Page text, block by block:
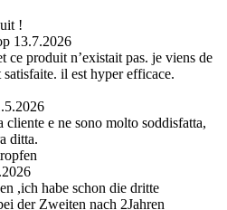
!
13.7.2026
ce produit n’existait pas. je viens de
satisfaite. il est hyper efficace.
cliente e ne sono molto soddisfatta,
ditta.
,ich habe schon die dritte
der Zweiten nach 2Jahren